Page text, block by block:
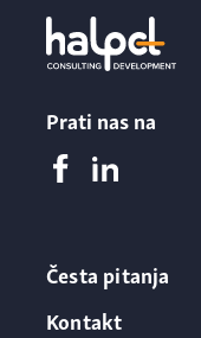
Prati nas na
Česta pitanja
Kontakt